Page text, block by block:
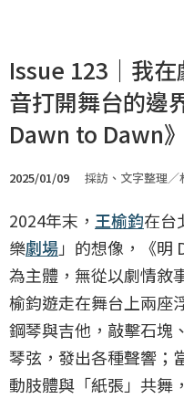
Issue 123｜我
音打開舞台的邊
Dawn to Dawn》
2025/01/09 採訪、文字整理
2024年末， 王榆鈞在台
樂劇場」的想像，《
為主體，無從以劇情敘
榆鈞遊走在舞台上兩座
鋼琴與吉他，敲擊石塊
琴弦，發出各種聲響；
動肢體與「紙張」共舞